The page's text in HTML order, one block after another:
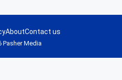
Pasher Media
AboutContact us